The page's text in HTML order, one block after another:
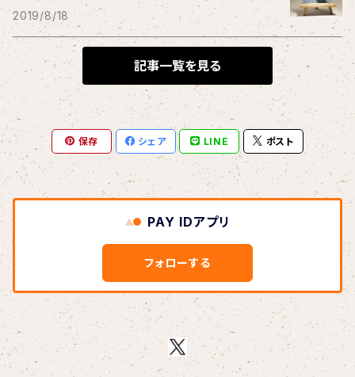
THE BLACK SHANSONS
BLONDnewHALF
Blondy
BOAR HUNTER
bud&harbor
Bulbs Of Passion
B玉
Calme Adiction
2019/8/18
記事一覧を見る
保存 シェア LINE ポスト
PAY IDアプリ
フォローする